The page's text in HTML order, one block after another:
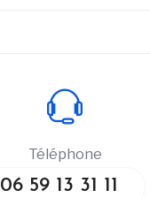
Téléphone
06 59 13 31 11